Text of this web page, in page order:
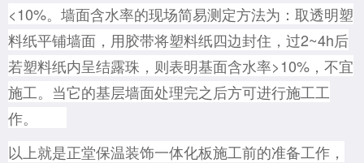
<10%。墙面含水率的现场简易测定方法为：取透明塑
料纸平铺墙面，用胶带将塑料纸四边封住，过2~4h后
若塑料纸内呈结露珠，则表明基面含水率>10%，不宜
施工。当它的基层墙面处理完之后方可进行施工工
作。
以上就是正堂保温装饰一体化板施工前的准备工作，